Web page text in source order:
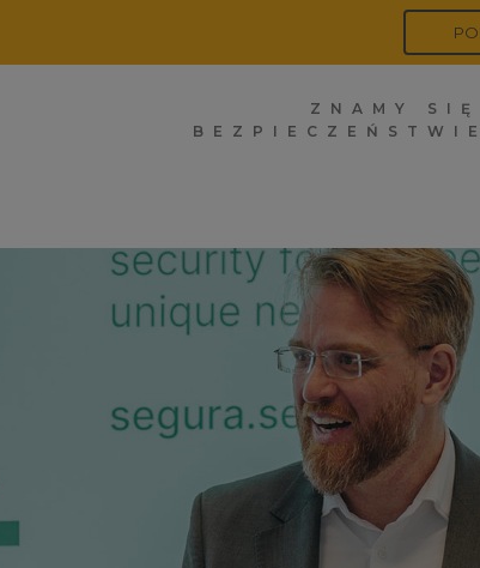
ZNAMY SIĘ